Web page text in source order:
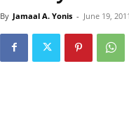
By Jamaal A. Yonis - June 19, 2011